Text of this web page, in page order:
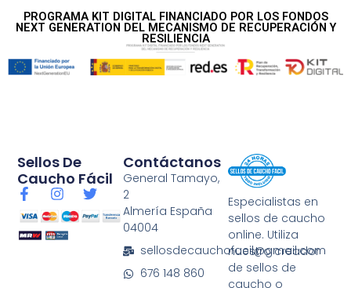
PROGRAMA KIT DIGITAL FINANCIADO POR LOS FONDOS
NEXT GENERATION DEL MECANISMO DE RECUPERACIÓN Y
RESILIENCIA
Especialistas en
sellos de caucho
online. Utiliza
nuestro creador
de sellos de
caucho o
Contáctanos
General Tamayo,
2
Almería España
04004
sellosdecauchofacil@gmail.com
676 148 860
Sellos De
Caucho Fácil
F
a
c
e
I
s
t
T
i